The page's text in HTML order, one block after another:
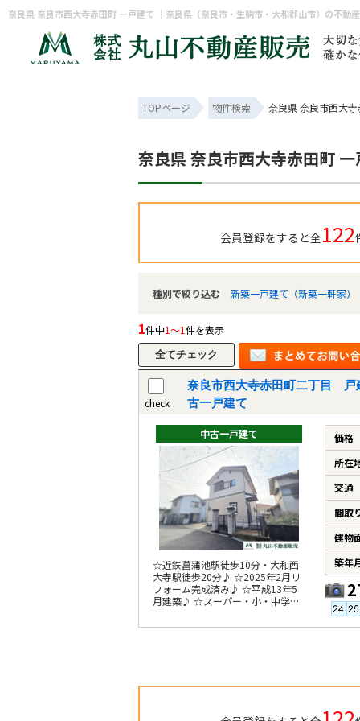
奈良県 奈良市西大寺赤田町 一戸建て ｜奈良県（奈良市・生駒市・大和郡山市）の不動
TOPページ 物件検索 奈良県 奈良市西大
奈良県 奈良市西大寺赤田町
会員登録をすると全122
種別で絞り込む 新築一戸建て（新築一軒家）
1件中1～1件を表示
check
奈良市西大寺赤田町二丁目 戸
古一戸建て
中古一戸建て
☆近鉄菖蒲池駅徒歩10分・大和西
大寺駅徒歩20分♪ ☆2025年2月リ
フォーム完成済み♪ ☆平成13年5
月建築♪ ☆スーパー・小・中学校
価格
所在
交通
間取
建物
築年